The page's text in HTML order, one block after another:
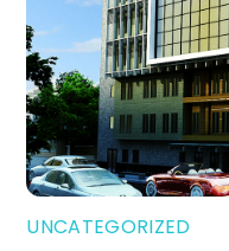
UNCATEGORIZED